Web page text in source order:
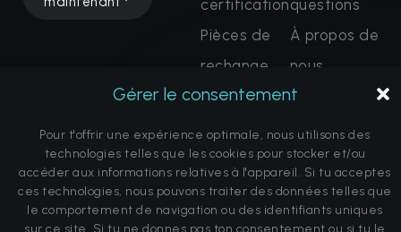
Gérer le consentement
Pour t'offrir une expérience optimale, nous utilisons des
technologies telles que les cookies pour stocker et/ou
accéder aux informations relatives à l'appareil. Si tu acceptes
ces technologies, nous pouvons traiter des données telles que
le comportement de navigation ou des identifiants uniques
sur ce site. Si tu ne donnes pas ton consentement ou si tu le
certification
Pièces de
rechange
Terminer la
réservation
questions
À propos de
nous
Avertissement
sur la
promesse de
guérison